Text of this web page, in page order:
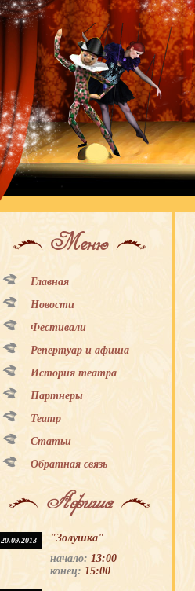
Меню
Главная
Новости
Фестивали
Репертуар и афиша
История театра
Партнеры
Театр
Статьи
Обратная связь
Афиша
20.09.2013
"Золушка"
начало: 13:00
конец: 15:00